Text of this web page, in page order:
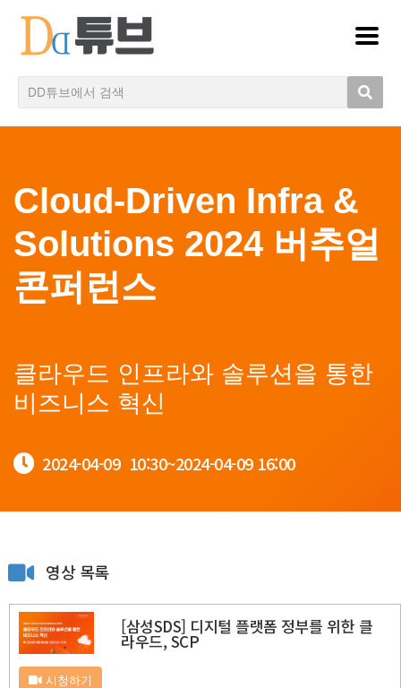
Cloud-Driven Infra &
Solutions 2024 버추얼
콘퍼런스
클라우드 인프라와 솔루션을 통한
비즈니스 혁신
2024-04-09 10:30~2024-04-09 16:00
영상 목록
[삼성SDS] 디지털 플랫폼 정부를 위한 클
라우드, SCP
시청하기